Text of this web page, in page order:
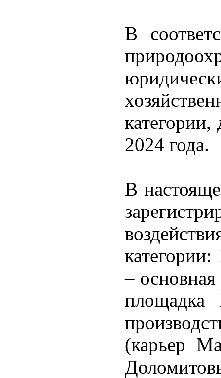
В
2024 года.
В
–
(карьер